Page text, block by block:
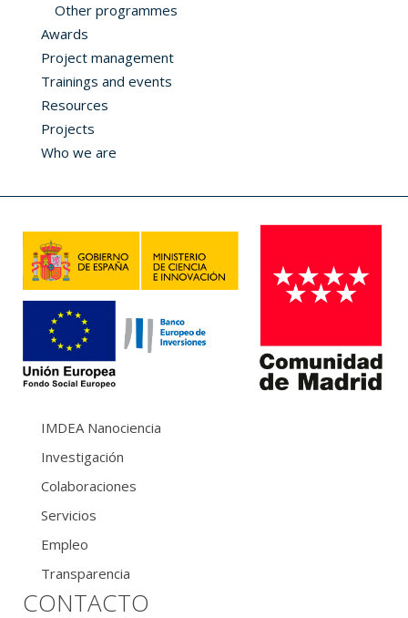
Other programmes
Awards
Project management
Trainings and events
Resources
Projects
Who we are
IMDEA Nanociencia
Investigación
Colaboraciones
Servicios
Empleo
Transparencia
CONTACTO